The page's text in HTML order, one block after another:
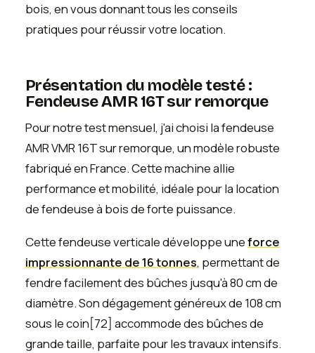
bois, en vous donnant tous les conseils
pratiques pour réussir votre location.
Présentation du modèle testé :
Fendeuse AMR 16T sur remorque
Pour notre test mensuel, j'ai choisi la fendeuse
AMR VMR 16T sur remorque, un modèle robuste
fabriqué en France. Cette machine allie
performance et mobilité, idéale pour la location
de fendeuse à bois de forte puissance.
Cette fendeuse verticale développe uneforce
impressionnante de 16 tonnes, permettant de
fendre facilement des bûches jusqu'à 80 cm de
diamètre. Son dégagement généreux de 108 cm
sous le coin[72] accommode des bûches de
grande taille, parfaite pour les travaux intensifs.